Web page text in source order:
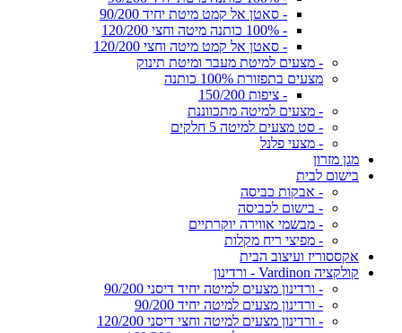
- סאטן אל קמט מיטת יחיד 90/200
- 100% כותנה מיטה וחצי 120/200
- סאטן אל קמט מיטה וחצי 120/200
- מצעים למיטת מעבר ומיטת תינוק
מצעים בתפזורת 100% כותנה
- ציפות 150/200
- מצעים למיטה מתכווננת
- סט מצעים למיטה 5 חלקים
- מצעי פלנל
מגן מזרון
בישום לבית
- אבקות כביסה
- בישום לכביסה
- מבשמי אווירה יוקרתיים
- מפיצי ריח מקלות
אקססוריז ועיצוב הבית
קולקציה Vardinon - ורדינון
- ורדינון מצעים למיטה יחיד דיסני 90/200
- ורדינון מצעים למיטה יחיד 90/200
- ורדינון מצעים למיטה וחצי דיסני 120/200